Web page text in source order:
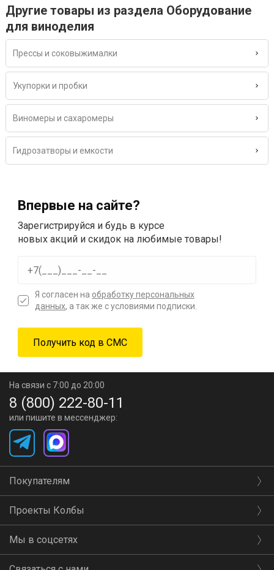
Другие товары из раздела Оборудование
для виноделия
Прессы и соковыжималки
Укупорки и пробки
Виномеры и сахаромеры
Гидрозатворы и емкости
Впервые на сайте?
Зарегистрируйся и будь в курсе
новых акций и скидок на любимые товары!
Я согласен на обработку персональных
данных, а так же с условиями подписки.
На связи с 7:00 до 20:00
8 (800) 222-80-11
или пишите в мессенджер:
Покупателям
Проекты Колбы
Мы в соцсетях